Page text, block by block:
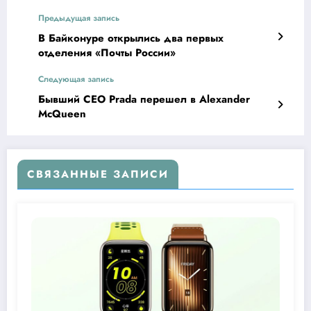
Предыдущая запись
В Байконуре открылись два первых
отделения «Почты России»
Следующая запись
Бывший CEO Prada перешел в Alexander
McQueen
СВЯЗАННЫЕ ЗАПИСИ